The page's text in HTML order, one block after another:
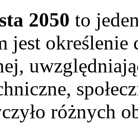
2050 to
jest
różnych